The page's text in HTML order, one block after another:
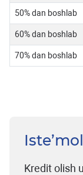
50% dan boshlab
60% dan boshlab
70% dan boshlab
Kredit olish